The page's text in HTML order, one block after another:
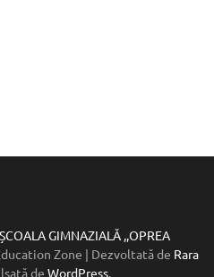
ȘCOALA GIMNAZIALĂ ,,OPREA
Zone | Dezvoltată de Rara
de WordPress.